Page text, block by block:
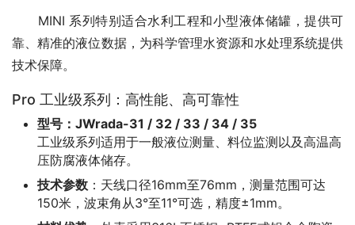
MINI 系列特别适合水利工程和小型液体储罐，提供可
靠、精准的液位数据，为科学管理水资源和水处理系统提供
技术保障。
Pro 工业级系列：高性能、高可靠性
型号：JWrada-31 / 32 / 33 / 34 / 35
工业级系列适用于一般液位测量、料位监测以及高温高
压防腐液体储存。
技术参数 ：天线口径16mm至76mm，测量范围可达
150米，波束角从3°至11°可选，精度±1mm。